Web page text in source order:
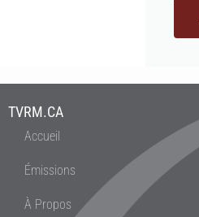
TVRM.CA
Accueil
Émissions
À Propos